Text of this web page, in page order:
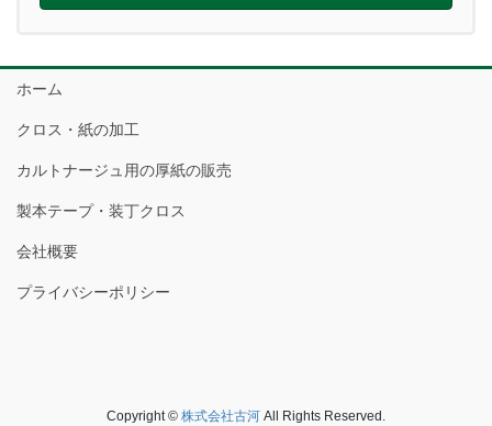
ホーム
クロス・紙の加工
カルトナージュ用の厚紙の販売
製本テープ・装丁クロス
会社概要
プライバシーポリシー
Copyright © 株式会社古河 All Rights Reserved.